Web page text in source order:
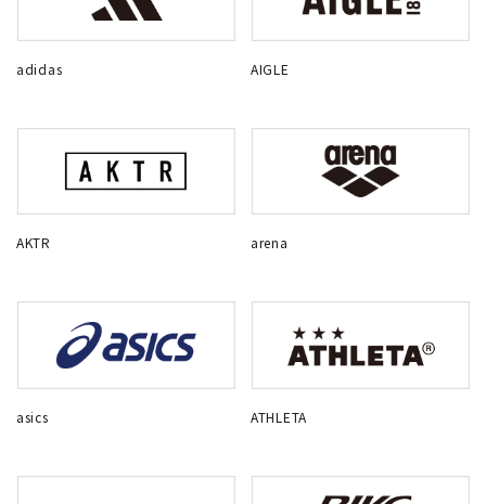
adidas AIGLE
AKTR arena
asics ATHLETA